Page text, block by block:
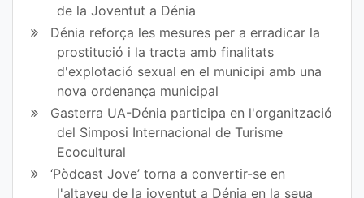
de la Joventut a Dénia
Dénia reforça les mesures per a erradicar la
prostitució i la tracta amb finalitats
d'explotació sexual en el municipi amb una
nova ordenança municipal
Gasterra UA-Dénia participa en l'organització
del Simposi Internacional de Turisme
Ecocultural
‘Pòdcast Jove’ torna a convertir-se en
l'altaveu de la joventut a Dénia en la seua